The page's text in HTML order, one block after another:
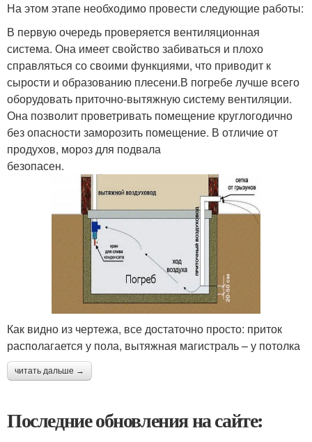
На этом этапе необходимо провести следующие работы:
В первую очередь проверяется вентиляционная
система. Она имеет свойство забиваться и плохо
справляться со своими функциями, что приводит к
сырости и образованию плесени.В погребе лучше всего
оборудовать приточно-вытяжную систему вентиляции.
Она позволит проветривать помещение круглогодично
без опасности заморозить помещение. В отличие от
продухов, мороз для подвала
безопасен.
Как видно из чертежа, все достаточно просто: приток
располагается у пола, вытяжная магистраль – у потолка
читать дальше →
Последние обновления на сайте: